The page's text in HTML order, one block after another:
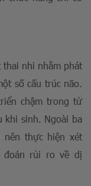
thai nhi nhằm phát
số cấu trúc não.
chậm trong tử
khi sinh. Ngoài ba
thực hiện xét
đoán rủi ro về dị